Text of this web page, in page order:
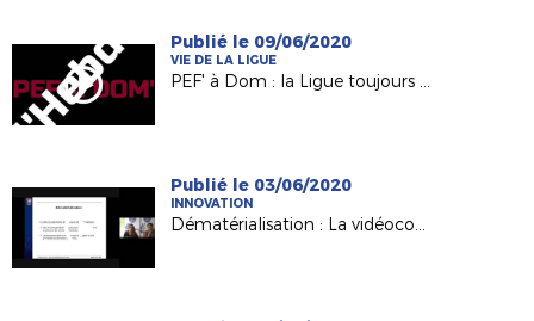
Publié le 09/06/2020
VIE DE LA LIGUE
PEF' à Dom : la Ligue toujours à votre contact !
Publié le 03/06/2020
INNOVATION
Dématérialisation : La vidéoconférence de notre service Licences